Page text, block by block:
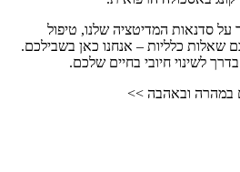
על סדנאות המדיטציה שלנו, טיפול
שאלות כלליות – אנחנו כאן בשבילכם.
לשינוי חיובי בחיים שלכם.
במהרה ובאהבה >>